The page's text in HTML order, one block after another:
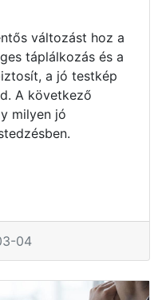
változást hoz a
táplálkozás és a
a jó testkép
A következő
milyen jó
04